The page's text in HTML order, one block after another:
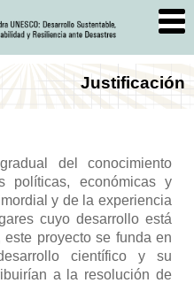
Justificación
del conocimiento
políticas, económicas y
y de la experiencia
cuyo desarrollo está
proyecto se funda en
científico y su
a la resolución de